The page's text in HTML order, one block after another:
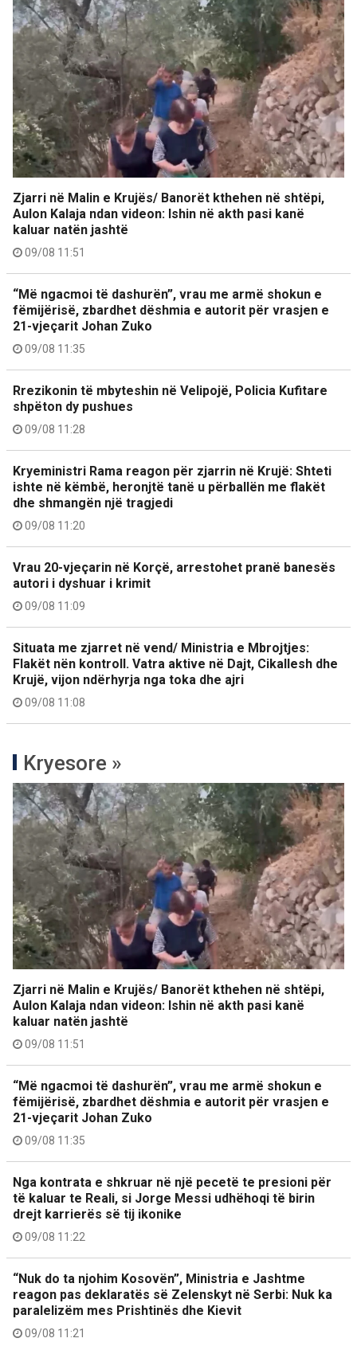
Zjarri në Malin e Krujës/ Banorët kthehen në shtëpi,
Aulon Kalaja ndan videon: Ishin në akth pasi kanë
kaluar natën jashtë
09/08 11:51
“Më ngacmoi të dashurën”, vrau me armë shokun e
fëmijërisë, zbardhet dëshmia e autorit për vrasjen e
21-vjeçarit Johan Zuko
09/08 11:35
Rrezikonin të mbyteshin në Velipojë, Policia Kufitare
shpëton dy pushues
09/08 11:28
Kryeministri Rama reagon për zjarrin në Krujë: Shteti
ishte në këmbë, heronjtë tanë u përballën me flakët
dhe shmangën një tragjedi
09/08 11:20
Vrau 20-vjeçarin në Korçë, arrestohet pranë banesës
autori i dyshuar i krimit
09/08 11:09
Situata me zjarret në vend/ Ministria e Mbrojtjes:
Flakët nën kontroll. Vatra aktive në Dajt, Cikallesh dhe
Krujë, vijon ndërhyrja nga toka dhe ajri
09/08 11:08
Kryesore »
Zjarri në Malin e Krujës/ Banorët kthehen në shtëpi,
Aulon Kalaja ndan videon: Ishin në akth pasi kanë
kaluar natën jashtë
09/08 11:51
“Më ngacmoi të dashurën”, vrau me armë shokun e
fëmijërisë, zbardhet dëshmia e autorit për vrasjen e
21-vjeçarit Johan Zuko
09/08 11:35
Nga kontrata e shkruar në një pecetë te presioni për
të kaluar te Reali, si Jorge Messi udhëhoqi të birin
drejt karrierës së tij ikonike
09/08 11:22
“Nuk do ta njohim Kosovën”, Ministria e Jashtme
reagon pas deklaratës së Zelenskyt në Serbi: Nuk ka
paralelizëm mes Prishtinës dhe Kievit
09/08 11:21